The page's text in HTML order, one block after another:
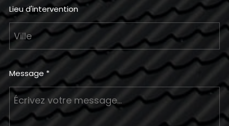
Lieu d'intervention
Message *